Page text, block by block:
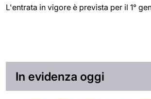
L'entrata in vigore è prevista per il 1°
In evidenza oggi